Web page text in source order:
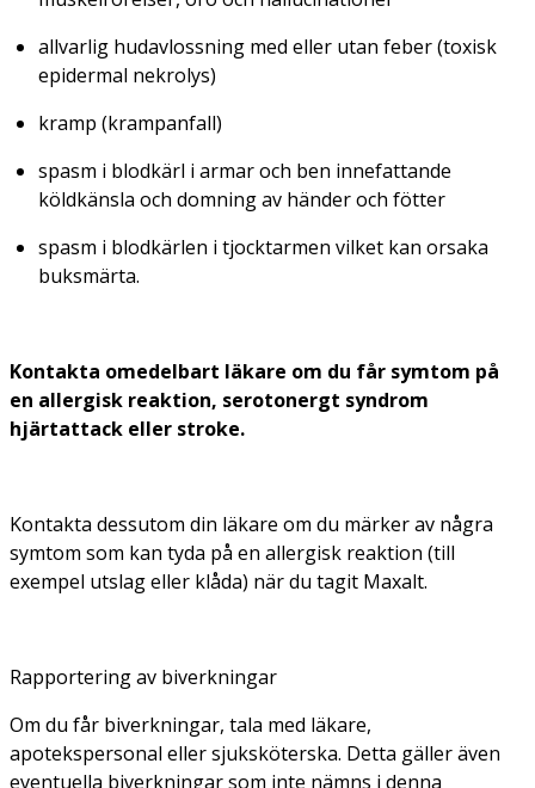
allvarlig hudavlossning med eller utan feber (toxisk
epidermal nekrolys)
kramp (krampanfall)
spasm i blodkärl i armar och ben innefattande
köldkänsla och domning av händer och fötter
spasm i blodkärlen i tjocktarmen vilket kan orsaka
buksmärta.
Kontakta omedelbart läkare om du får symtom på
en allergisk reaktion, serotonergt syndrom
hjärtattack eller stroke.
Kontakta dessutom din läkare om du märker av några
symtom som kan tyda på en allergisk reaktion (till
exempel utslag eller klåda) när du tagit Maxalt.
Rapportering av biverkningar
Om du får biverkningar, tala med läkare,
apotekspersonal eller sjuksköterska. Detta gäller även
eventuella biverkningar som inte nämns i denna